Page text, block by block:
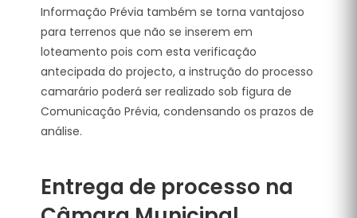
Informação Prévia também se torna vantajoso
para terrenos que não se inserem em
loteamento pois com esta verificação
antecipada do projecto, a instrução do processo
camarário poderá ser realizado sob figura de
Comunicação Prévia, condensando os prazos de
análise.
Entrega de processo na